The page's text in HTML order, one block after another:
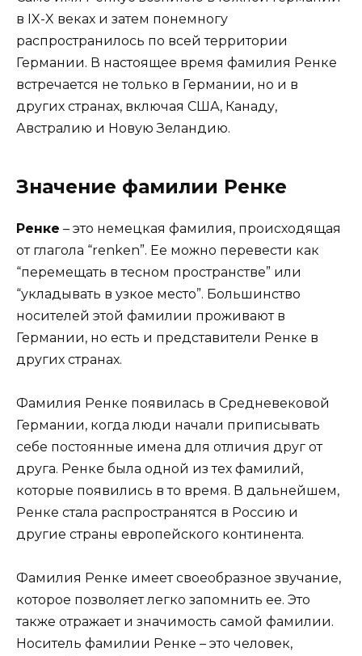
в IX-X веках и затем понемногу
распространилось по всей территории
Германии. В настоящее время фамилия Ренке
встречается не только в Германии, но и в
других странах, включая США, Канаду,
Австралию и Новую Зеландию.
Значение фамилии Ренке
Ренке – это немецкая фамилия, происходящая
от глагола “renken”. Ее можно перевести как
“перемещать в тесном пространстве” или
“укладывать в узкое место”. Большинство
носителей этой фамилии проживают в
Германии, но есть и представители Ренке в
других странах.
Фамилия Ренке появилась в Средневековой
Германии, когда люди начали приписывать
себе постоянные имена для отличия друг от
друга. Ренке была одной из тех фамилий,
которые появились в то время. В дальнейшем,
Ренке стала распространятся в Россию и
другие страны европейского континента.
Фамилия Ренке имеет своеобразное звучание,
которое позволяет легко запомнить ее. Это
также отражает и значимость самой фамилии.
Носитель фамилии Ренке – это человек,